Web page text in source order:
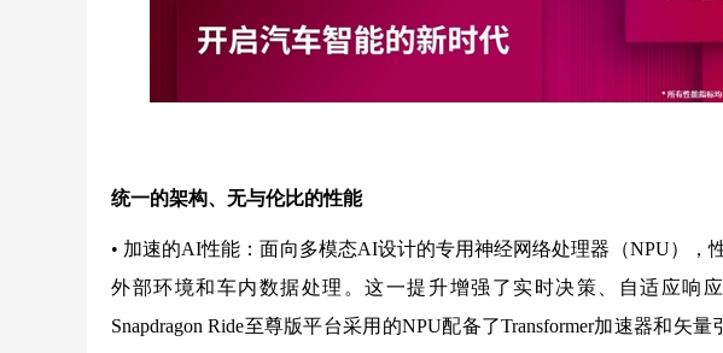
统一的架构、无与伦比的性能
• 加速的AI性能：面向多模态AI设计的专用神经网络处理器（NPU），
外部环境和车内数据处理。这一提升增强了实时决策、自适应响
Snapdragon Ride至尊版平台采用的NPU配备了Transformer加速器和矢